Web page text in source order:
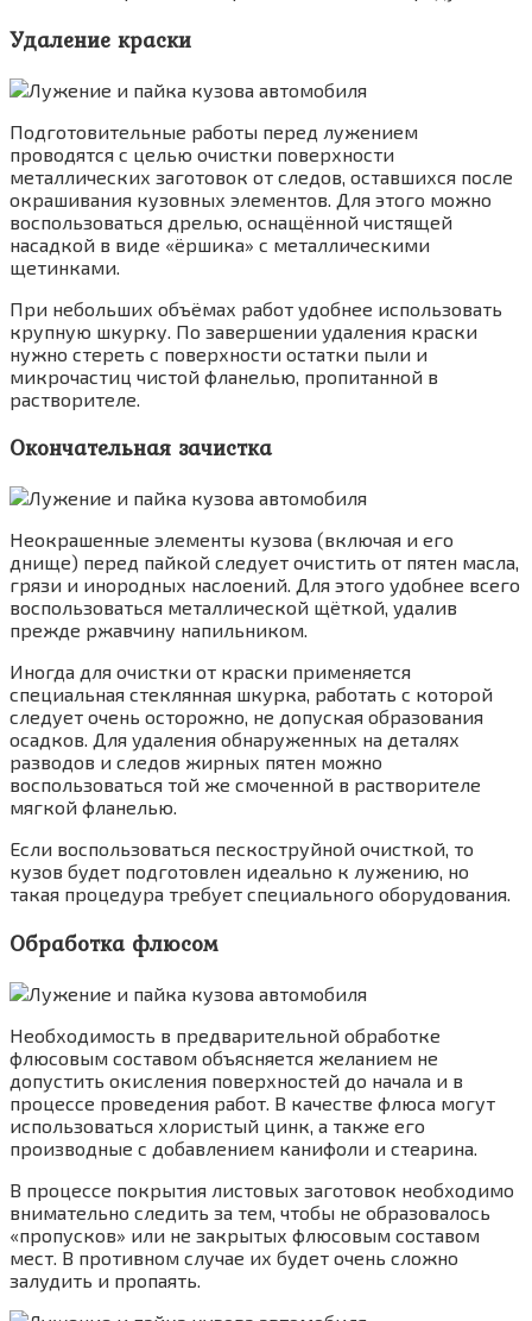
Удаление краски
Подготовительные работы перед лужением
проводятся с целью очистки поверхности
металлических заготовок от следов, оставшихся после
окрашивания кузовных элементов. Для этого можно
воспользоваться дрелью, оснащённой чистящей
насадкой в виде «ёршика» с металлическими
щетинками.
При небольших объёмах работ удобнее использовать
крупную шкурку. По завершении удаления краски
нужно стереть с поверхности остатки пыли и
микрочастиц чистой фланелью, пропитанной в
растворителе.
Окончательная зачистка
Неокрашенные элементы кузова (включая и его
днище) перед пайкой следует очистить от пятен масла,
грязи и инородных наслоений. Для этого удобнее всего
воспользоваться металлической щёткой, удалив
прежде ржавчину напильником.
Иногда для очистки от краски применяется
специальная стеклянная шкурка, работать с которой
следует очень осторожно, не допуская образования
осадков. Для удаления обнаруженных на деталях
разводов и следов жирных пятен можно
воспользоваться той же смоченной в растворителе
мягкой фланелью.
Если воспользоваться пескоструйной очисткой, то
кузов будет подготовлен идеально к лужению, но
такая процедура требует специального оборудования.
Обработка флюсом
Необходимость в предварительной обработке
флюсовым составом объясняется желанием не
допустить окисления поверхностей до начала и в
процессе проведения работ. В качестве флюса могут
использоваться хлористый цинк, а также его
производные с добавлением канифоли и стеарина.
В процессе покрытия листовых заготовок необходимо
внимательно следить за тем, чтобы не образовалось
«пропусков» или не закрытых флюсовым составом
мест. В противном случае их будет очень сложно
залудить и пропаять.